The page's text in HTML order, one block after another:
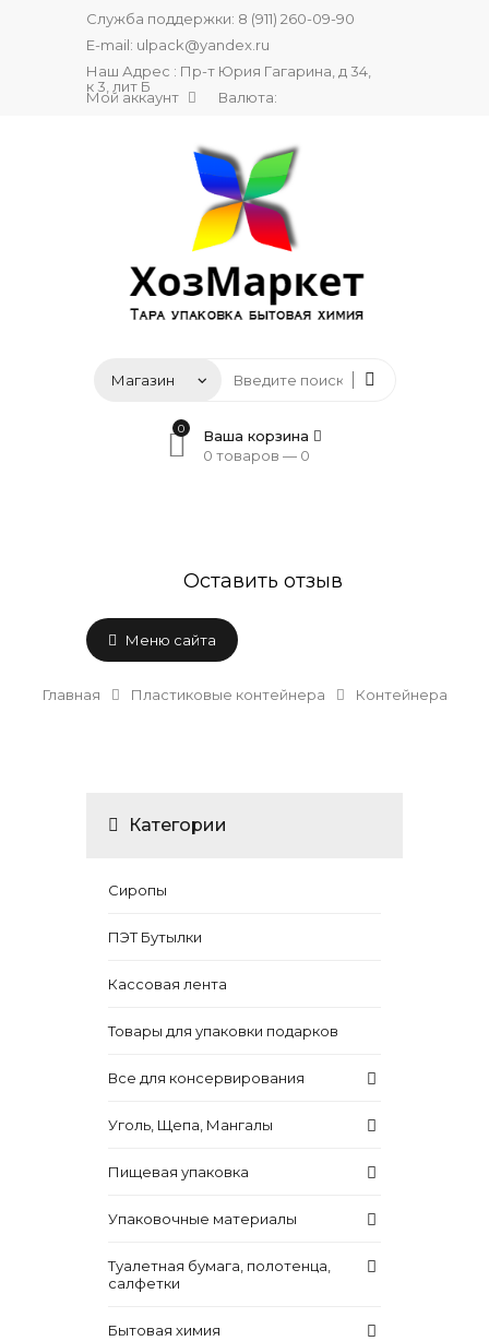
Служба поддержки: 8 (911) 260-09-90
E-mail: ulpack@yandex.ru
Наш Адрес : Пр-т Юрия Гагарина, д 34,
к 3, лит Б
Мой аккаунт Валюта:
0
Ваша корзина
0 товаров — 0
Оставить отзыв
Меню сайта
Главная Пластиковые контейнера Контейнера
Категории
Сиропы
ПЭТ Бутылки
Кассовая лента
Товары для упаковки подарков
Все для консервирования
Уголь, Щепа, Мангалы
Пищевая упаковка
Упаковочные материалы
Туалетная бумага, полотенца,
салфетки
Бытовая химия